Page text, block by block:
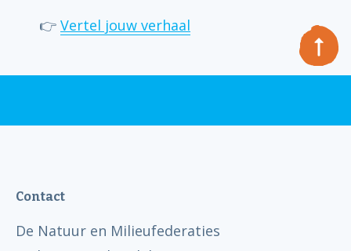
👉 Vertel jouw verhaal
Contact
De Natuur en Milieufederaties